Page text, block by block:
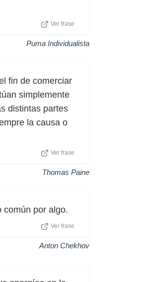
Ver frase
Puma Individualista
fin de comerciar
simplemente
distintas partes
la causa o
Ver frase
Thomas Paine
común por algo.
Ver frase
Anton Chekhov